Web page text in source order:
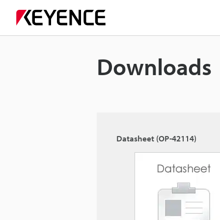
Downloads
Datasheet (OP-42114)